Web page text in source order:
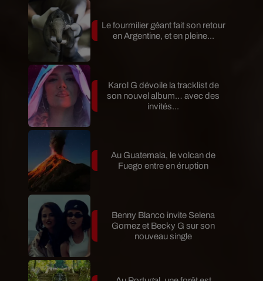
Le fourmilier géant fait son retour
en Argentine, et en pleine...
Karol G dévoile la tracklist de
son nouvel album… avec des
invités...
Au Guatemala, le volcan de
Fuego entre en éruption
Benny Blanco invite Selena
Gomez et Becky G sur son
nouveau single